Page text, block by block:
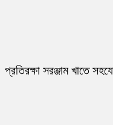
প্রতিরক্ষা সরঞ্জাম খাতে